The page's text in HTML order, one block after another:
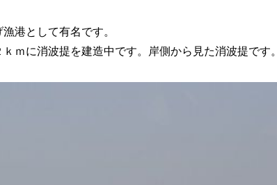
港として有名です。
ｍに消波提を建造中です。岸側から見た消波提です。